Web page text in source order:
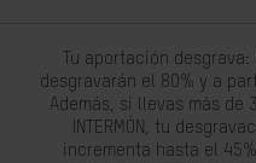
Tu aportación
desgravarán el 80% y a
Además, si llevas más de
INTERMÓN, tu
incrementa hasta el